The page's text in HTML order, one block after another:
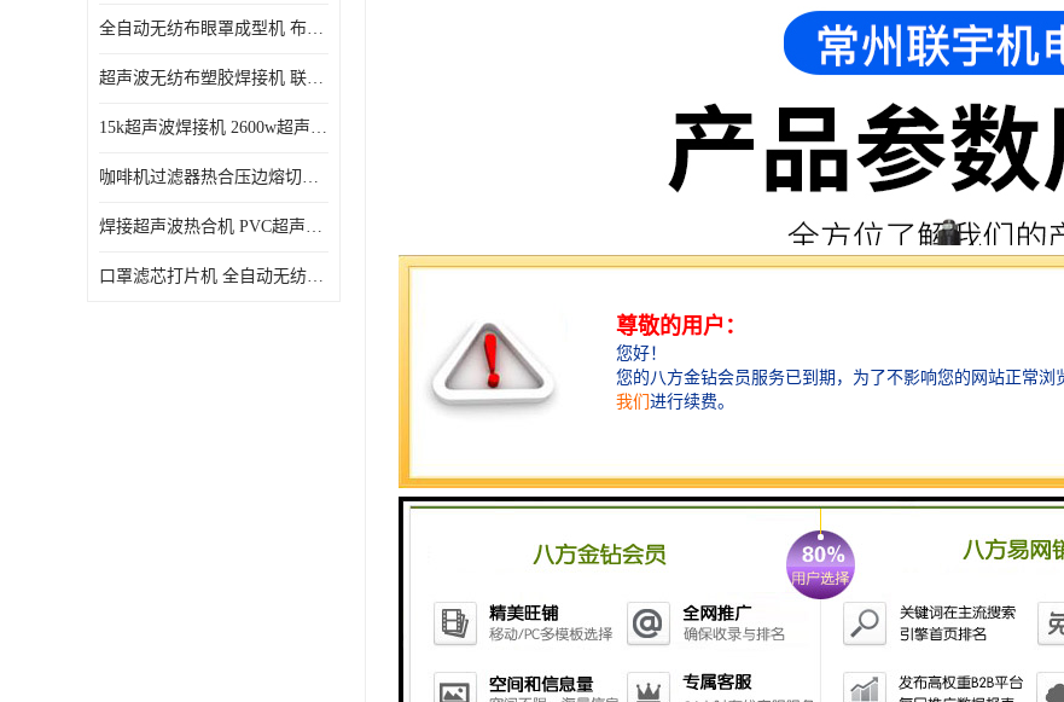
全自动无纺布眼罩成型机 布料海绵眼罩热合切边机
超声波无纺布塑胶焊接机 联宇制造
15k超声波焊接机 2600w超声波焊接机 联宇制造
咖啡机过滤器热合压边熔切机 超声波无纺布喷胶棉热合机
焊接超声波热合机 PVC超声波焊接机 无纺布超声波设备
口罩滤芯打片机 全自动无纺布压花压标设备 多层料复合机